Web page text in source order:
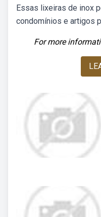
Essas lixeiras de inox
condomínios e artigos
For more